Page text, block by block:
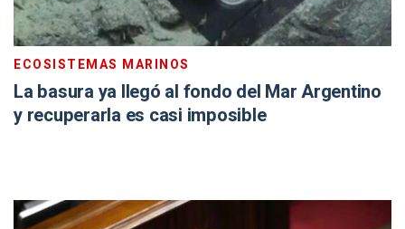
ECOSISTEMAS MARINOS
La basura ya llegó al fondo del Mar Argentino
y recuperarla es casi imposible